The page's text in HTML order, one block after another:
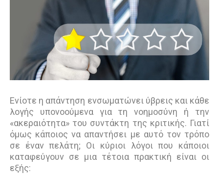
Ενίοτε η απάντηση ενσωματώνει ύβρεις και κάθε
λογής υπονοούμενα για τη νοημοσύνη ή την
«ακεραιότητα» του συντάκτη της κριτικής. Γιατί
όμως κάποιος να απαντήσει με αυτό τον τρόπο
σε έναν πελάτη; Οι κύριοι λόγοι που κάποιοι
καταφεύγουν σε μια τέτοια πρακτική είναι οι
εξής: